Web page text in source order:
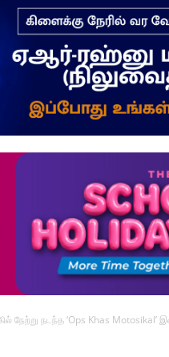
நேற்று நடந்த ‘Ops Khas